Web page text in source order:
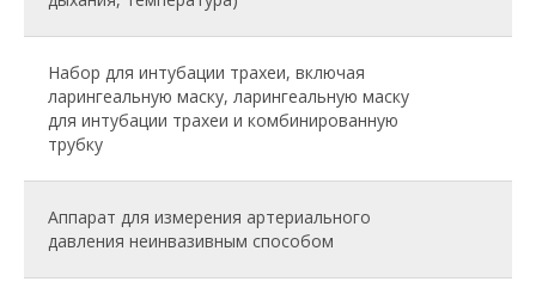
Набор для интубации трахеи, включая
ларингеальную маску, ларингеальную маску
для интубации трахеи и комбинированную
трубку
Аппарат для измерения артериального
давления неинвазивным способом